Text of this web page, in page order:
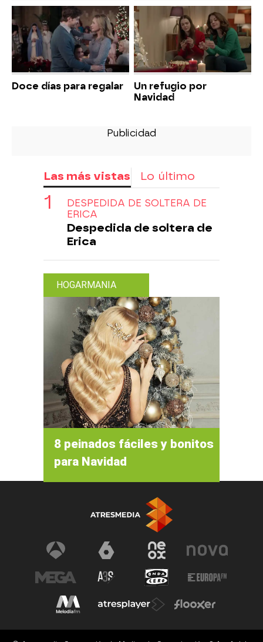
Doce días para regalar
Un refugio por
Navidad
Las más vistas Lo último
DESPEDIDA DE SOLTERA DE
ERICA
Despedida de soltera de
Erica
HOGARMANIA
8 peinados fáciles y bonitos
para Navidad